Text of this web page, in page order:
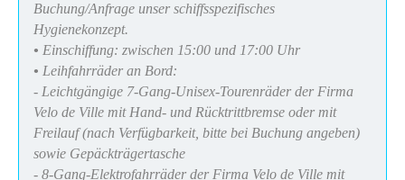
Buchung/Anfrage unser schiffsspezifisches
Hygienekonzept.
• Einschiffung: zwischen 15:00 und 17:00 Uhr
• Leihfahrräder an Bord:
- Leichtgängige 7-Gang-Unisex-Tourenräder der Firma
Velo de Ville mit Hand- und Rücktrittbremse oder mit
Freilauf (nach Verfügbarkeit, bitte bei Buchung angeben)
sowie Gepäckträgertasche
- 8-Gang-Elektrofahrräder der Firma Velo de Ville mit